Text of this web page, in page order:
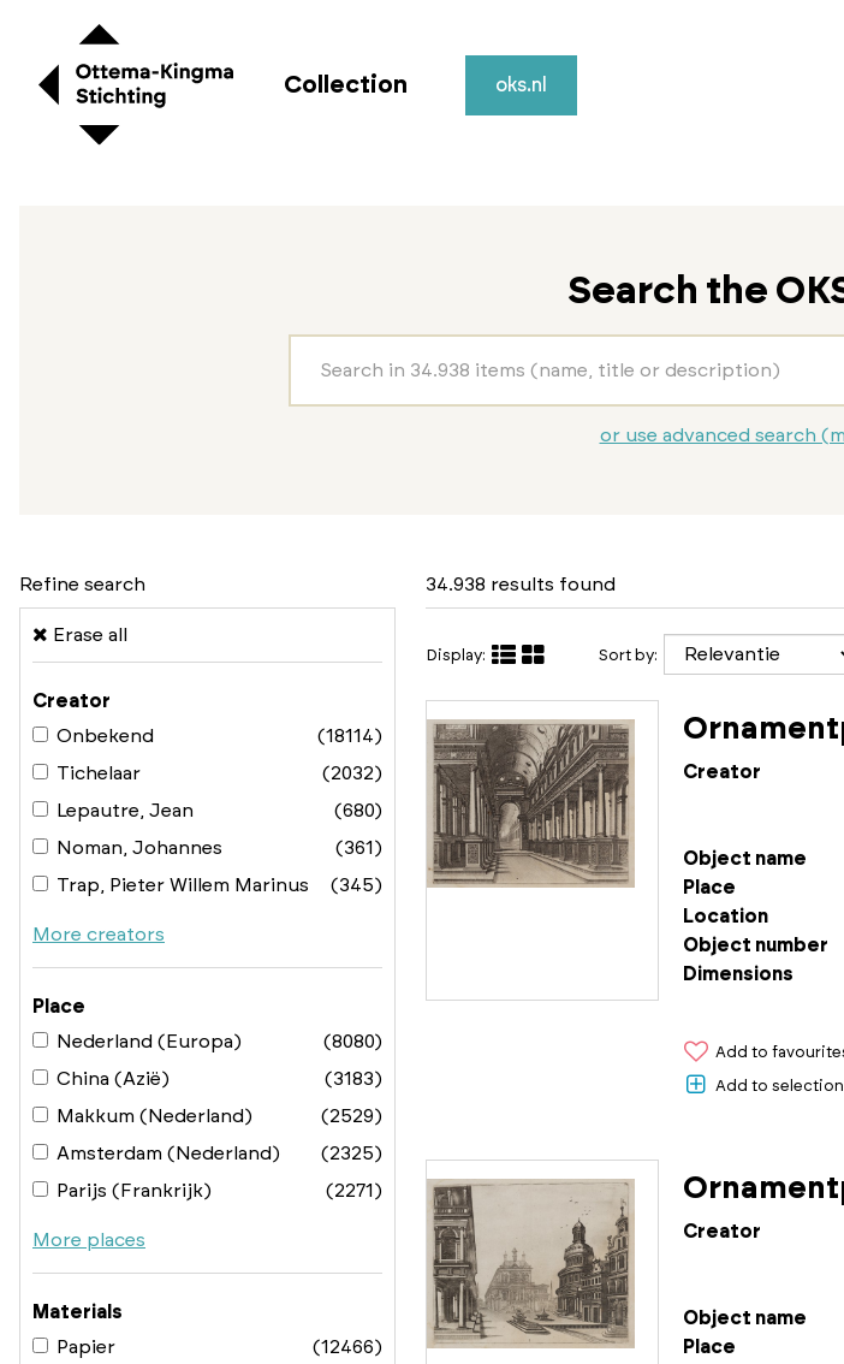
Collection oks.nl
Search the
or use advanced search
Refine search
Erase all
Creator
Onbekend
(18114)
Tichelaar
(2032)
Lepautre, Jean
(680)
Noman, Johannes
(361)
Trap, Pieter Willem Marinus
(345)
More creators
Place
Nederland (Europa)
(8080)
China (Azië)
(3183)
Makkum (Nederland)
(2529)
Amsterdam (Nederland)
(2325)
Parijs (Frankrijk)
(2271)
More places
Materials
Papier
(12466)
34.938 results found
Display: Sort by:
Creator
Object name
Place
Location
Object number
Dimensions
Add to
Add to selection
Creator
Object name
Place